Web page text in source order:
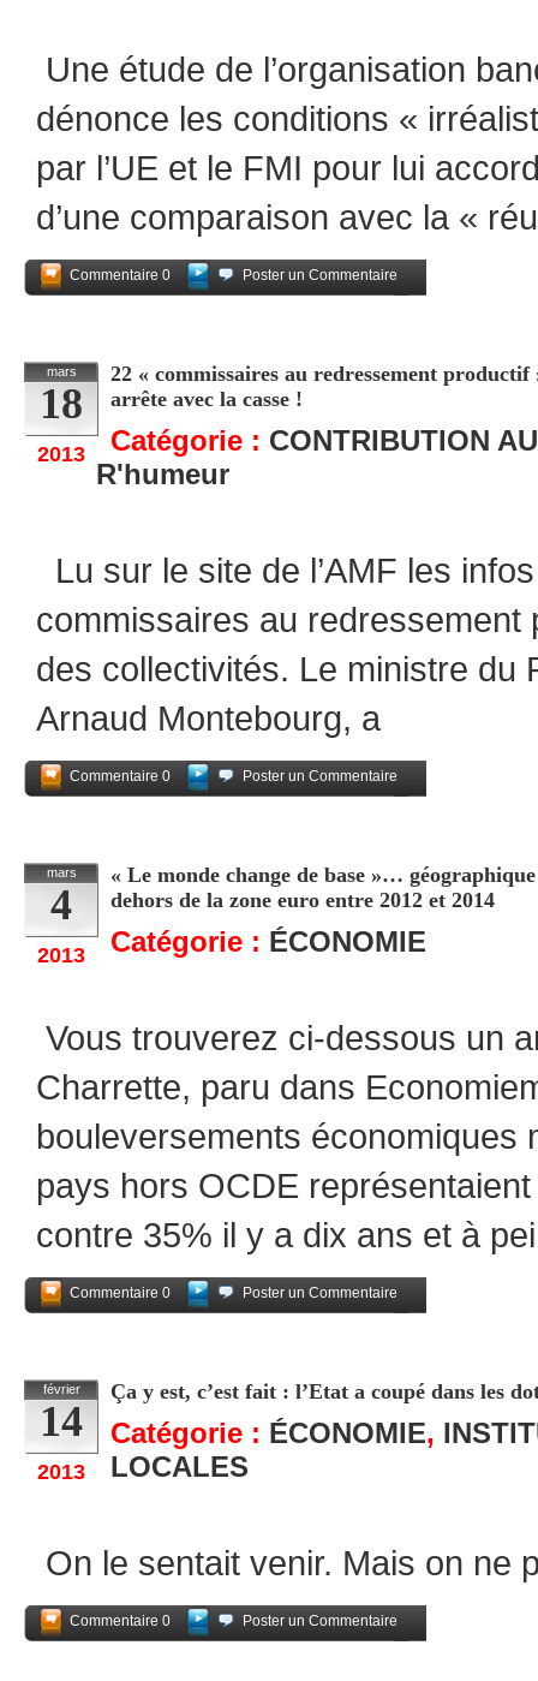
Une étude de l’organisation
dénonce les conditions «
par l’UE et le FMI pour lui
d’une comparaison avec la «
Commentaire 0
Poster un Commentaire
mars
18
2013
22 « commissaires au redressement
arrête avec la casse !
Catégorie : CONTRIBUTION
R'humeur
Lu sur le site de l’AMF les
commissaires au redressement
des collectivités. Le ministre du
Arnaud Montebourg, a
Commentaire 0
Poster un Commentaire
mars
4
2013
« Le monde change de base »…
dehors de la zone euro entre 2012 et 2014
Catégorie : ÉCONOMIE
Vous trouverez ci-dessous un
Charrette, paru dans
bouleversements économiques
pays hors OCDE
contre 35% il y a dix ans et à
Commentaire 0
Poster un Commentaire
février
14
2013
Ça y est, c’est fait : l’Etat a coupé dans les
Catégorie : ÉCONOMIE,
LOCALES
On le sentait venir. Mais on ne
Commentaire 0
Poster un Commentaire